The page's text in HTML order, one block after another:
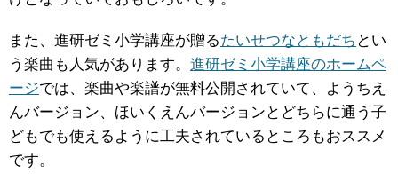
また、進研ゼミ小学講座が贈るたいせつなともだち とい
う楽曲も人気があります。 進研ゼミ小学講座のホームペ
ージでは、楽曲や楽譜が無料公開されていて、ようちえ
んバージョン、ほいくえんバージョンとどちらに通う子
どもでも使えるように工夫されているところもおススメ
です。